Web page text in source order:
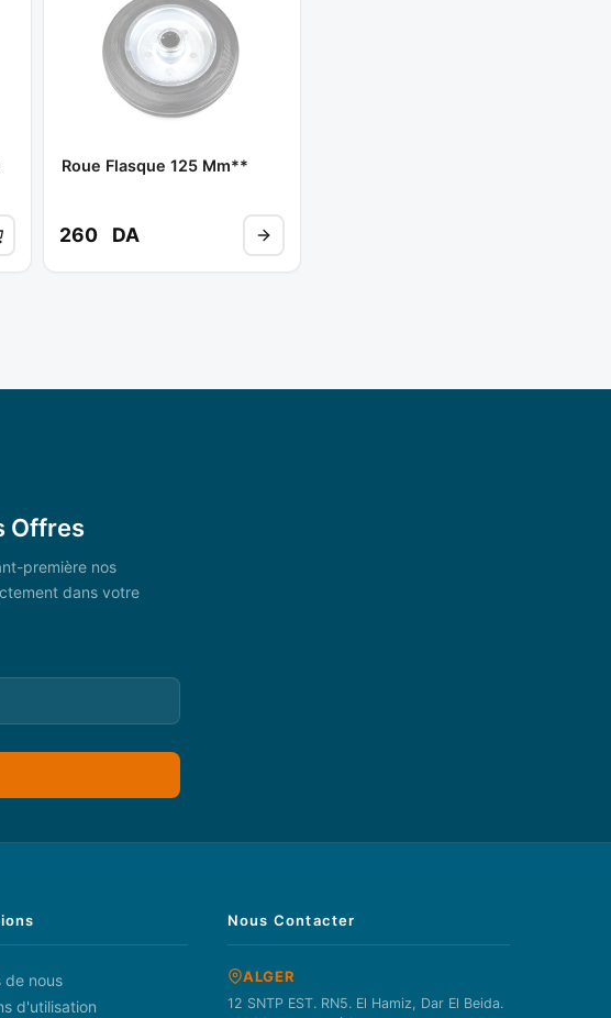
Roue Flasque 125 Mm**
260 DA
Offres
première nos
dans votre
de nous
d'utilisation
Nous Contacter
ALGER
12 SNTP EST. RN5. El Hamiz, Dar El Beida.